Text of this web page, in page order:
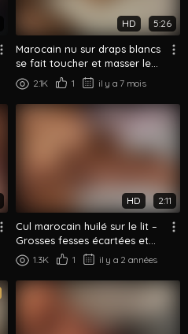
HD 5:26
Marocain nu sur draps blancs
se fait toucher et masser le
gros cul
2.1K 1 il y a 7 mois
HD 2:11
Cul marocain huilé sur le lit –
Grosses fesses écartées et
palpées
1.3K 1 il y a 2 années